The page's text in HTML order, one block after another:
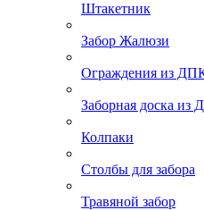
Штакетник
Забор Жалюзи
Ограждения из
Заборная доска из
Колпаки
Столбы для забора
Травяной забор